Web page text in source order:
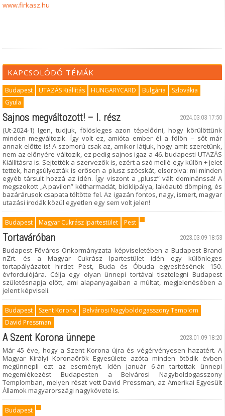
www.firkasz.hu
KAPCSOLÓDÓ TÉMÁK
Budapest UTAZÁS Kiállítás HUNGARYCARD Bulgária
Szlovákia
Gyula
2024.03.03 17:50
Sajnos megváltozott! – I. rész
(Ut-2024-1) Igen, tudjuk, fölösleges azon tépelődni, hogy körülöttünk
minden megváltozik. Így volt ez, amióta ember él a fölön – sőt már
annak előtte is! A szomorú csak az, amikor látjuk, hogy amit szeretünk,
nem az előnyére változik, ez pedig sajnos igaz a 46. budapesti UTAZÁS
Kiállításra is. Sejtették a szervezők is, ezért a szó mellé egy külön + jelet
tettek, hangsúlyozták is erősen a plusz szócskát, elsorolva: mi minden
egyéb társult hozzá az idén. Így viszont a „plusz” vált dominánssá! A
megszokott „A pavilon” kétharmadát, biciklipálya, lakóautó dömping, és
bazárárusok csapata töltötte fel. Az igazán fontos, nagy, ismert, magyar
utazási irodák közül egyetlen egy sem volt jelen!
Budapest Magyar Cukrász Ipartestület Pest
2023.03.09 18:53
Tortaváróban
Budapest Főváros Önkormányzata képviseletében a Budapest Brand
nZrt. és a Magyar Cukrász Ipartestület idén egy különleges
tortapályázatot hirdet Pest, Buda és Óbuda egyesítésének 150.
évfordulójára. Célja egy olyan ünnepi tortával tisztelegni Budapest
születésnapja előtt, ami alapanyagaiban a múltat, megjelenésében a
jelent képviseli.
Budapest Szent Korona
Belvárosi Nagyboldogasszony Templom
David Pressman
2023.01.09 18:20
A Szent Korona ünnepe
Már 45 éve, hogy a Szent Korona újra és végérvényesen hazatért. A
Magyar Királyi Koronaőrök Egyesülete azóta minden ötödik évben
megünnepli ezt az eseményt. Idén január 6-án tartottak ünnepi
megemlékezést Budapesten a Belvárosi Nagyboldogasszony
Templomban, melyen részt vett David Pressman, az Amerikai Egyesült
Államok magyarországi nagykövete is.
Budapest